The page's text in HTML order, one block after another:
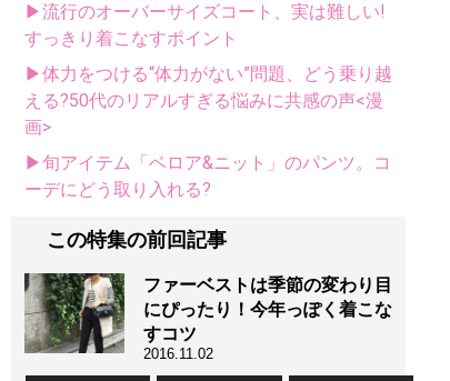
▶流行のオーバーサイズコート、実は難しい!
すっきり着こなすポイント
▶体力をつける“体力がない”問題、どう乗り越
える?50代のリアルすぎる悩みに共感の声<漫
画>
▶旬アイテム「ベロア&ニット」のパンツ。コ
ーデにどう取り入れる?
この特集の前回記事
ファーベストは季節の変わり目
にぴったり！今年っぽく着こな
すコツ
2016.11.02